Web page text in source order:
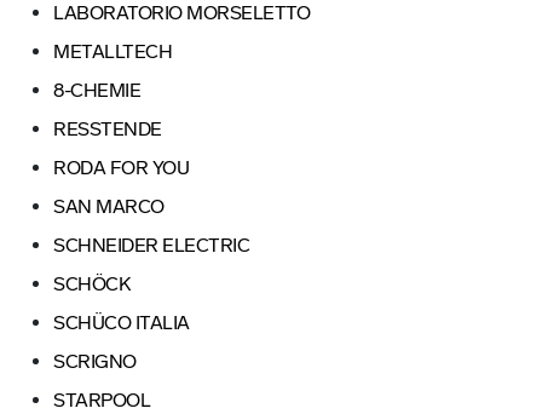
LABORATORIO MORSELETTO
METALLTECH
8-CHEMIE
RESSTENDE
RODA FOR YOU
SAN MARCO
SCHNEIDER ELECTRIC
SCHÖCK
SCHÜCO ITALIA
SCRIGNO
STARPOOL